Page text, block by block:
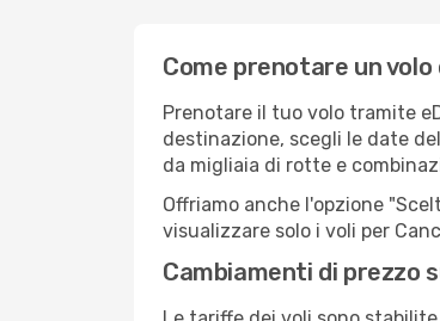
Come prenotare un volo
Prenotare il tuo volo tramite
destinazione, scegli le date
da migliaia di rotte e
Offriamo anche l'opzione
visualizzare solo i voli per
Cambiamenti di prezzo